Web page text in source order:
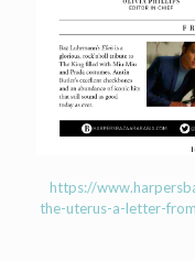
https://
the-uterus-a-letter-